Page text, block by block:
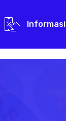
Informasi